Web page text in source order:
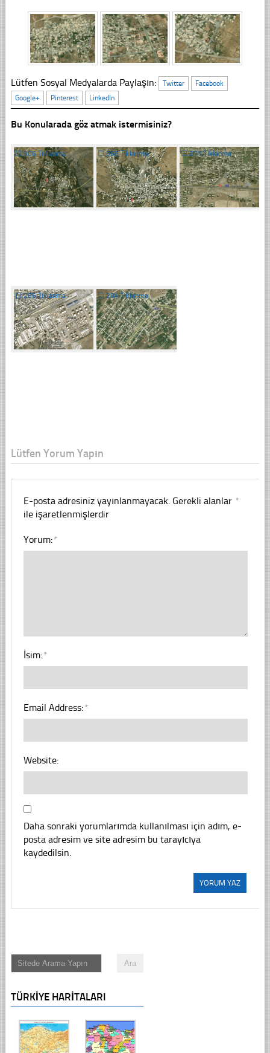
Lütfen Sosyal Medyalarda Paylaşın: Twitter
Facebook
Google+
Pinterest LinkedIn
Bu Konularada göz atmak istermisiniz?
☐306 Tıklanma ☐368 Tıklanma ☐271 Tıklanma
☐286 Tıklanma ☐204 Tıklanma
Lütfen Yorum Yapın
E-posta adresiniz yayınlanmayacak. Gerekli alanlar *
ile işaretlenmişlerdir
Yorum:*
İsim:*
Email Address:*
Website:
Daha sonraki yorumlarımda kullanılması için adım, e-
posta adresim ve site adresim bu tarayıcıya
kaydedilsin.
TÜRKIYE HARITALARI